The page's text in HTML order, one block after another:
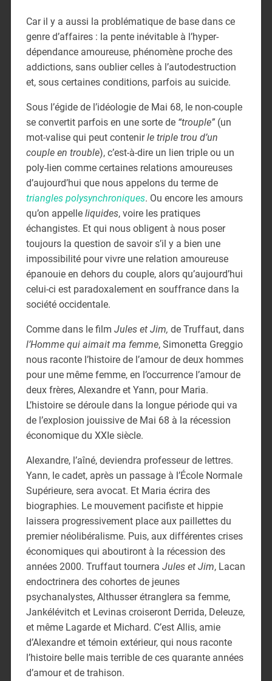
Car il y a aussi la problématique de base dans ce
genre d’affaires : la pente inévitable à l’hyper-
dépendance amoureuse, phénomène proche des
addictions, sans oublier celles à l’autodestruction
et, sous certaines conditions, parfois au suicide.
Sous l’égide de l’idéologie de Mai 68, le non-couple
se convertit parfois en une sorte de “trouple”(un
mot-valise qui peut contenirle triple trou d’un
couple en trouble), c’est-à-dire un lien triple ou un
poly-lien comme certaines relations amoureuses
d’aujourd’hui que nous appelons du terme de
triangles polysynchroniques. Ou encore les amours
qu’on appelle liquides, voire les pratiques
échangistes. Et qui nous obligent à nous poser
toujours la question de savoir s’il y a bien une
impossibilité pour vivre une relation amoureuse
épanouie en dehors du couple, alors qu’aujourd’hui
celui-ci est paradoxalement en souffrance dans la
société occidentale.
Comme dans le film Jules et Jim, de Truffaut, dans
l’Homme qui aimait ma femme, Simonetta Greggio
nous raconte l’histoire de l’amour de deux hommes
pour une même femme, en l’occurrence l’amour de
deux frères, Alexandre et Yann, pour Maria.
L’histoire se déroule dans la longue période qui va
de l’explosion jouissive de Mai 68 à la récession
économique du XXIe siècle.
Alexandre, l’aîné, deviendra professeur de lettres.
Yann, le cadet, après un passage à l’École Normale
Supérieure, sera avocat. Et Maria écrira des
biographies. Le mouvement pacifiste et hippie
laissera progressivement place aux paillettes du
premier néolibéralisme. Puis, aux différentes crises
économiques qui aboutiront à la récession des
années 2000. Truffaut tournera Jules et Jim, Lacan
endoctrinera des cohortes de jeunes
psychanalystes, Althusser étranglera sa femme,
Jankélévitch et Levinas croiseront Derrida, Deleuze,
et même Lagarde et Michard. C’est Allis, amie
d’Alexandre et témoin extérieur, qui nous raconte
l’histoire belle mais terrible de ces quarante années
d’amour et de trahison.